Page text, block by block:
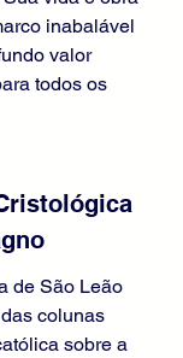
inabalável
valor
todos os
de São Leão
colunas
sobre a